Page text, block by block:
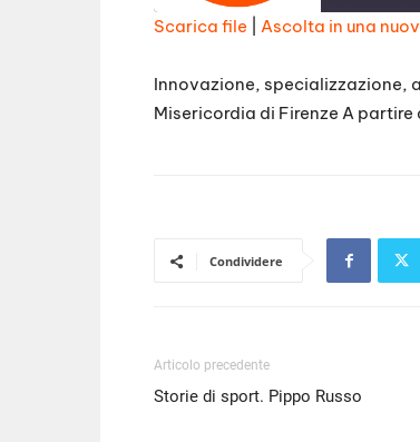
RSS FEED
LINK
Scarica file Ascolta in una
Innovazione, specializzazione,
Misericordia di Firenze A
Condividere
Articolo precedente
Storie di sport. Pippo Russo